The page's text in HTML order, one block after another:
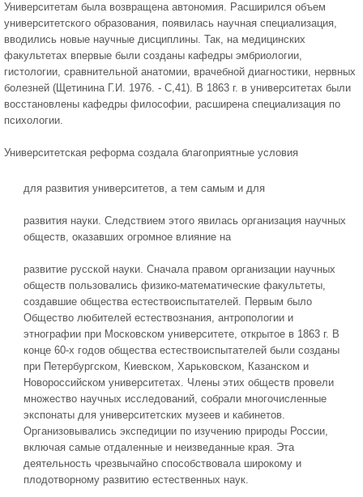
Университетам была возвращена автономия. Расширился объем
университетского образования, появилась научная специализация,
вводились новые научные дисциплины. Так, на медицинских
факультетах впервые были созданы кафедры эмбриологии,
гистологии, сравнительной анатомии, врачебной диагностики, нервных
болезней (Щетинина Г.И. 1976. - С,41). В 1863 г. в университетах были
восстановлены кафедры философии, расширена специализация по
психологии.
Университетская реформа создала благоприятные условия
для развития университетов, а тем самым и для
развития науки. Следствием этого явилась организация научных
обществ, оказавших огромное влияние на
развитие русской науки. Сначала правом организации научных
обществ пользовались физико-математические факультеты,
создавшие общества естествоиспытателей. Первым было
Общество любителей естествознания, антропологии и
этнографии при Московском университете, открытое в 1863 г. В
конце 60-х годов общества естествоиспытателей были созданы
при Петербургском, Киевском, Харьковском, Казанском и
Новороссийском университетах. Члены этих обществ провели
множество научных исследований, собрали многочисленные
экспонаты для университетских музеев и кабинетов.
Организовывались экспедиции по изучению природы России,
включая самые отдаленные и неизведанные края. Эта
деятельность чрезвычайно способствовала широкому и
плодотворному развитию естественных наук.